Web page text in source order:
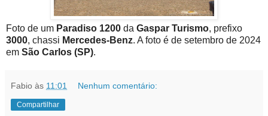
Foto de um Paradiso 1200 da Gaspar Turismo, prefixo
3000, chassi Mercedes-Benz. A foto é de setembro de 2024
em São Carlos (SP).
Fabio às 11:01 Nenhum comentário:
Compartilhar